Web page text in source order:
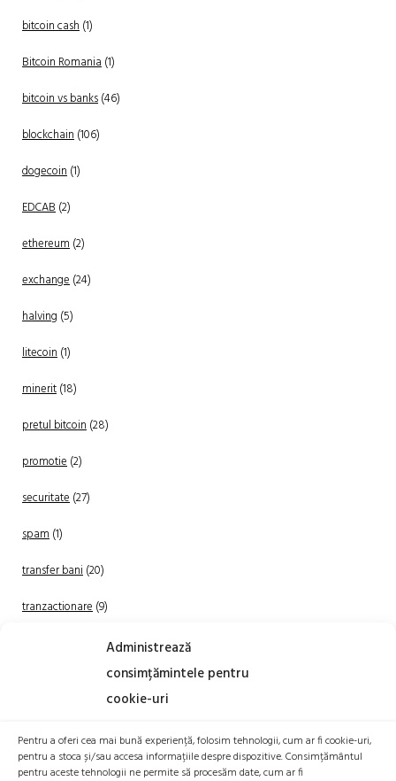
Administrează
consimțămintele pentru
cookie-uri
Pentru a oferi cea mai bună experiență, folosim tehnologii, cum ar fi cookie-uri,
pentru a stoca și/sau accesa informațiile despre dispozitive. Consimțământul
pentru aceste tehnologii ne permite să procesăm date, cum ar fi
bitcoin cash(1)
Bitcoin Romania(1)
bitcoin vs banks(46)
blockchain(106)
dogecoin(1)
EDCAB(2)
ethereum(2)
exchange(24)
halving (5)
litecoin(1)
minerit(18)
pretul bitcoin(28)
promotie(2)
securitate(27)
spam(1)
transfer bani(20)
tranzactionare(9)
(20)